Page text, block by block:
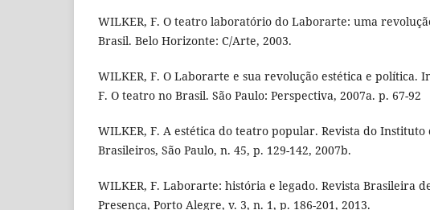
WILKER, F. O teatro laboratório do Laborarte: uma
Brasil. Belo Horizonte: C/Arte, 2003.
WILKER, F. O Laborarte e sua revolução estética e política.
F. O teatro no Brasil. São Paulo: Perspectiva, 2007a. p. 67-92
WILKER, F. A estética do teatro popular. Revista do Instituto
Brasileiros, São Paulo, n. 45, p. 129-142, 2007b.
WILKER, F. Laborarte: história e legado. Revista Brasileira
Presença, Porto Alegre, v. 3, n. 1, p. 186-201, 2013.